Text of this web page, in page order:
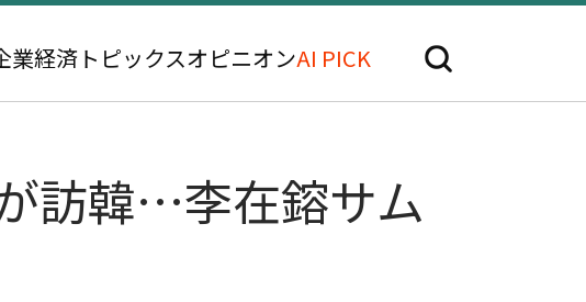
業経済 トピックスオピニオンAI PICK
訪韓…李在鎔サム